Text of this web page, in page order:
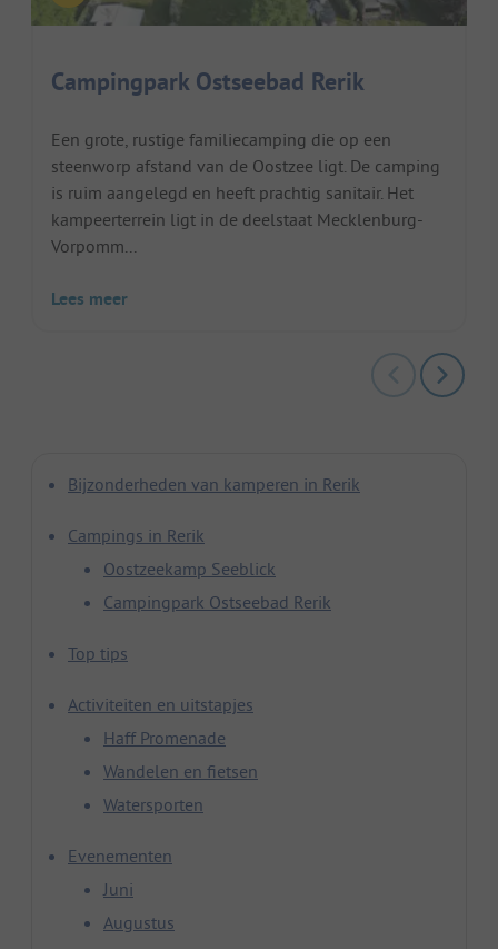
Campingpark Ostseebad Rerik
Een grote, rustige familiecamping die op een
steenworp afstand van de Oostzee ligt. De camping
is ruim aangelegd en heeft prachtig sanitair. Het
kampeerterrein ligt in de deelstaat Mecklenburg-
Vorpomm...
Lees meer
Bijzonderheden van kamperen in Rerik
Campings in Rerik
Oostzeekamp Seeblick
Campingpark Ostseebad Rerik
Top tips
Activiteiten en uitstapjes
Haff Promenade
Wandelen en fietsen
Watersporten
Evenementen
Juni
Augustus